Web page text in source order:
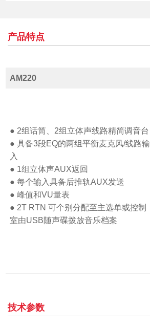
产品特点
AM220
● 2组话筒、2组立体声线路精简调音台
● 具备3段EQ的两组平衡麦克风/线路输
入
● 1组立体声AUX返回
● 每个输入具备后推轨AUX发送
● 峰值和VU量表
● 2T RTN 可个别分配至主选单或控制
室由USB随声碟拨放音乐档案
技术参数